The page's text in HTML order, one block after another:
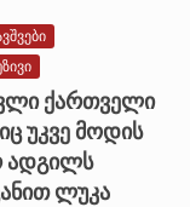
ქართველი
უკვე მოდის
ადგილს
ლუკა